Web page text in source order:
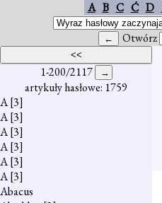
A B C Ć D
Otwórz
1-200/2117
artykuły hasłowe: 1759
A[3]
A[3]
A[3]
A[3]
A[3]
A[3]
Abacus